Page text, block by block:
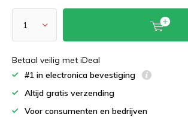
Betaal veilig met iDeal
#1 in electronica bevestiging
Altijd gratis verzending
Voor consumenten en bedrijven